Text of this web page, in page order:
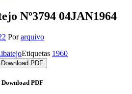
Nº3794 04JAN1964
Porarquivo
Etiquetas 1960
Download PDF
Download PDF